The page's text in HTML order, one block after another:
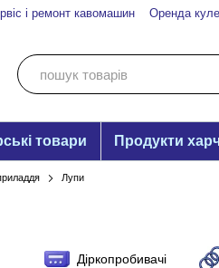
і ремонт кавомашин Оренда
товари Продукти
Лупи
Діркопробивачі